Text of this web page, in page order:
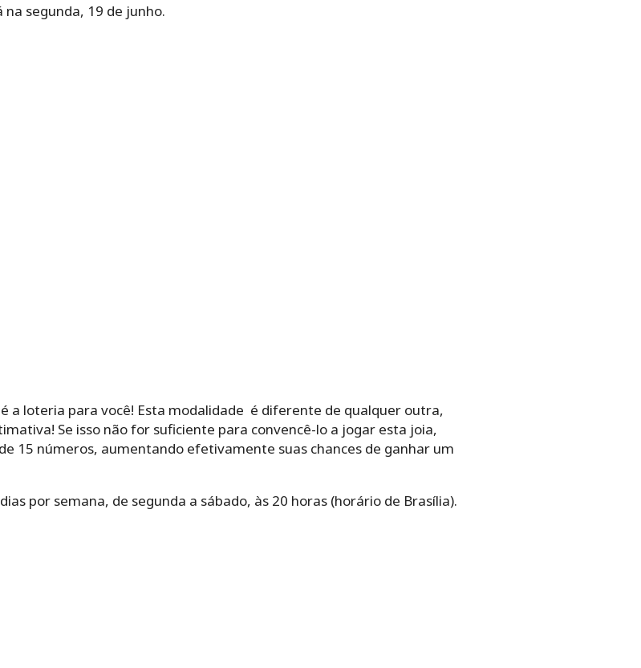
segunda, 19 de junho.
a loteria para você! Esta modalidade é diferente de qualquer outra,
Se isso não for suficiente para convencê-lo a jogar esta joia,
15 números, aumentando efetivamente suas chances de ganhar um
por semana, de segunda a sábado, às 20 horas (horário de Brasília).